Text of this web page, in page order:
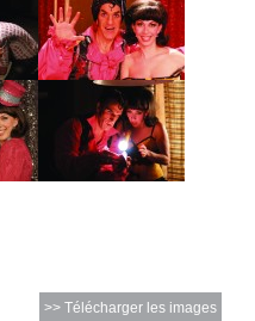
>> Télécharger les images